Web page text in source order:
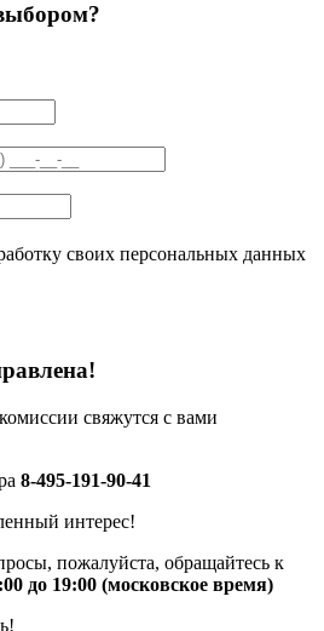
своих персональных данных
свяжутся с вами
8-495-191-90-41
интерес!
пожалуйста, обращайтесь к
до 19:00 (московское время)